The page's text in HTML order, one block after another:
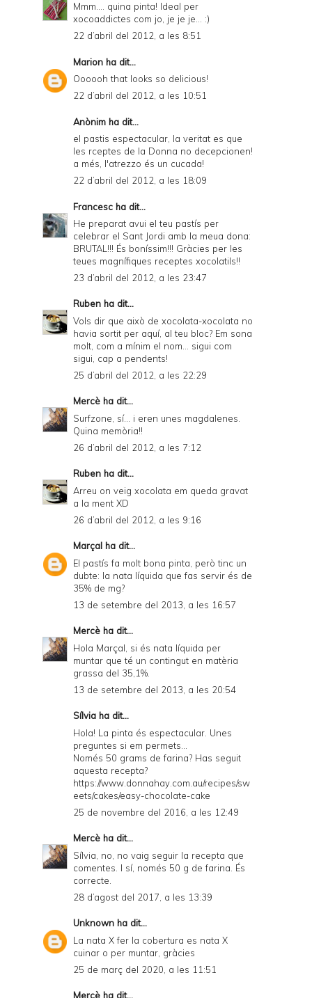
Mmm.... quina pinta! Ideal per
xocoaddictes com jo, je je je... :)
22 d’abril del 2012, a les 8:51
Marion ha dit...
Oooooh that looks so delicious!
22 d’abril del 2012, a les 10:51
Anònim ha dit...
el pastis espectacular, la veritat es que
les rceptes de la Donna no decepcionen!
a més, l'atrezzo és un cucada!
22 d’abril del 2012, a les 18:09
Francesc ha dit...
He preparat avui el teu pastís per
celebrar el Sant Jordi amb la meua dona:
BRUTAL!!! És boníssim!!! Gràcies per les
teues magnífiques receptes xocolatils!!
23 d’abril del 2012, a les 23:47
Ruben ha dit...
Vols dir que això de xocolata-xocolata no
havia sortit per aquí, al teu bloc? Em sona
molt, com a mínim el nom... sigui com
sigui, cap a pendents!
25 d’abril del 2012, a les 22:29
Mercè ha dit...
Surfzone, sí... i eren unes magdalenes.
Quina memòria!!
26 d’abril del 2012, a les 7:12
Ruben ha dit...
Arreu on veig xocolata em queda gravat
a la ment XD
26 d’abril del 2012, a les 9:16
Marçal ha dit...
El pastís fa molt bona pinta, però tinc un
dubte: la nata líquida que fas servir és de
35% de mg?
13 de setembre del 2013, a les 16:57
Mercè ha dit...
Hola Marçal, si és nata líquida per
muntar que té un contingut en matèria
grassa del 35,1%.
13 de setembre del 2013, a les 20:54
Sílvia ha dit...
Hola! La pinta és espectacular. Unes
preguntes si em permets...
Només 50 grams de farina? Has seguit
aquesta recepta?
https://www.donnahay.com.au/recipes/sw
eets/cakes/easy-chocolate-cake
25 de novembre del 2016, a les 12:49
Mercè ha dit...
Sílvia, no, no vaig seguir la recepta que
comentes. I sí, només 50 g de farina. És
correcte.
28 d’agost del 2017, a les 13:39
Unknown ha dit...
La nata X fer la cobertura es nata X
cuinar o per muntar, gràcies
25 de març del 2020, a les 11:51
Mercè ha dit...